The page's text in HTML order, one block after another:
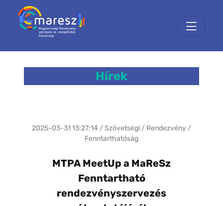
Hírek
2025-03-31 13:27:14 / Szövetségi / Rendezvény /
Fenntarthatóság
MTPA MeetUp a MaReSz
Fenntartható
rendezvényszervezés